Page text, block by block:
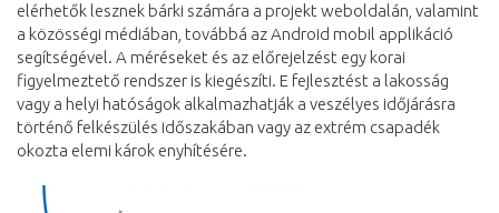
elérhetők lesznek bárki számára a projekt weboldalán, valamint
a közösségi médiában, továbbá az Android mobil applikáció
segítségével. A méréseket és az előrejelzést egy korai
figyelmeztető rendszer is kiegészíti. E fejlesztést a lakosság
vagy a helyi hatóságok alkalmazhatják a veszélyes időjárásra
történő felkészülés időszakában vagy az extrém csapadék
okozta elemi károk enyhítésére.